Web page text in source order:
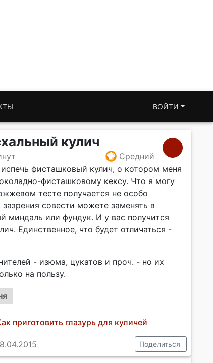
ВОЙТИ
кулич
Средний
фисташковый кулич, о котором меня
фисташковому кексу. Что я могу
тесте получается не особо
совести можете заменять в
миндаль или фундук. И у вас получится
Единственное, что будет отличаться -
- изюма, цукатов и проч. - но их
на пользу.
приготовить глазурь для куличей
Поделиться